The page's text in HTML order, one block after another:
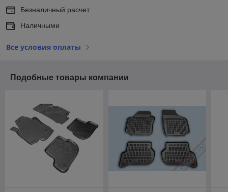
Безналичный расчет
Наличными
Все условия оплаты
Подобные товары компании